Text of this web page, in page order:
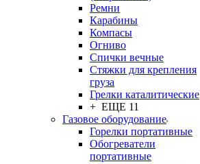
Ремни
Карабины
Компасы
Огниво
Спички вечные
Стяжки для крепления
груза
Грелки каталитические
+ ЕЩЕ 11
Газовое оборудование
Горелки портативные
Обогреватели
портативные